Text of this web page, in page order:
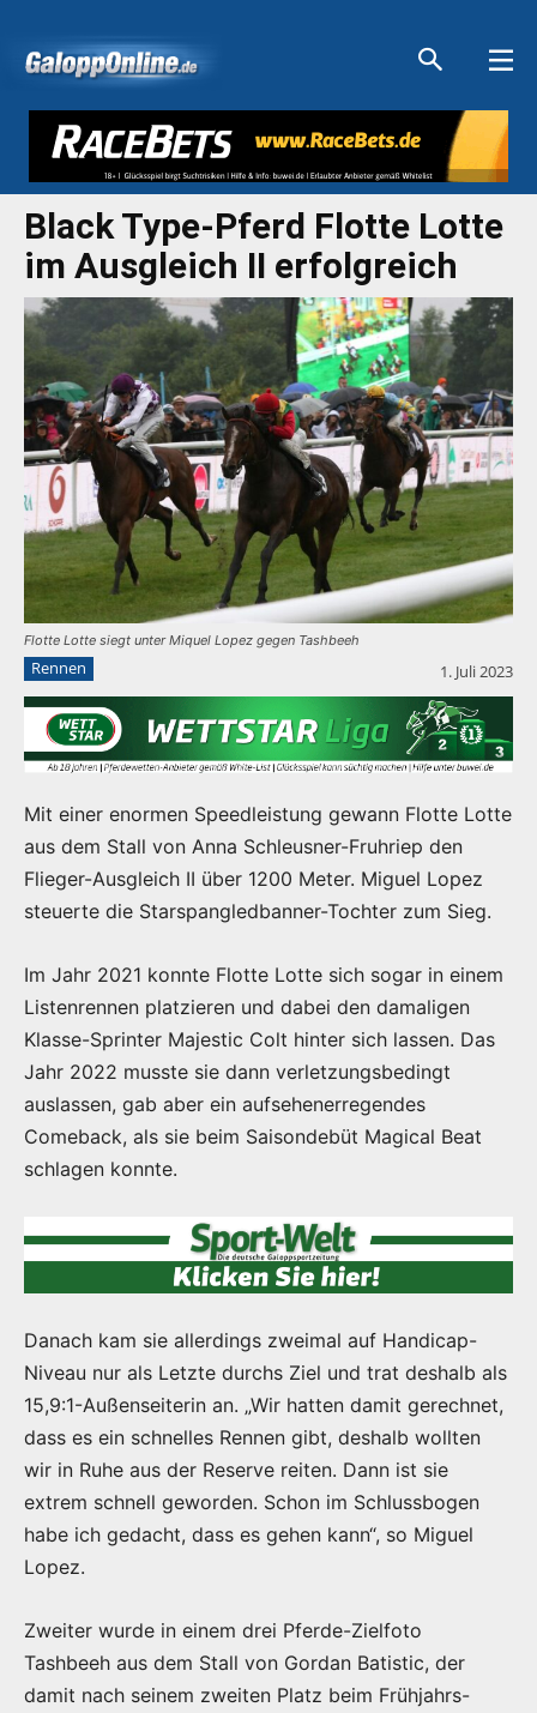
Black Type-Pferd Flotte Lotte
im Ausgleich II erfolgreich
Flotte Lotte siegt unter Miquel Lopez gegen Tashbeeh
Rennen 1. Juli 2023
Mit einer enormen Speedleistung gewann Flotte Lotte
aus dem Stall von Anna Schleusner-Fruhriep den
Flieger-Ausgleich II über 1200 Meter. Miguel Lopez
steuerte die Starspangledbanner-Tochter zum Sieg.
Im Jahr 2021 konnte Flotte Lotte sich sogar in einem
Listenrennen platzieren und dabei den damaligen
Klasse-Sprinter Majestic Colt hinter sich lassen. Das
Jahr 2022 musste sie dann verletzungsbedingt
auslassen, gab aber ein aufsehenerregendes
Comeback, als sie beim Saisondebüt Magical Beat
schlagen konnte.
Danach kam sie allerdings zweimal auf Handicap-
Niveau nur als Letzte durchs Ziel und trat deshalb als
15,9:1-Außenseiterin an. „Wir hatten damit gerechnet,
dass es ein schnelles Rennen gibt, deshalb wollten
wir in Ruhe aus der Reserve reiten. Dann ist sie
extrem schnell geworden. Schon im Schlussbogen
habe ich gedacht, dass es gehen kann“, so Miguel
Lopez.
Zweiter wurde in einem drei Pferde-Zielfoto
Tashbeeh aus dem Stall von Gordan Batistic, der
damit nach seinem zweiten Platz beim Frühjahrs-